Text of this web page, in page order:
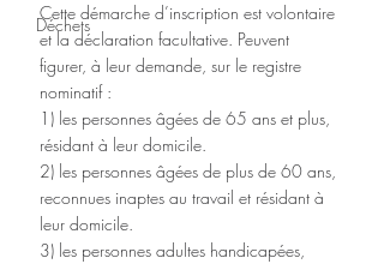
Déchets
Cette démarche d’inscription est volontaire
et la déclaration facultative. Peuvent
figurer, à leur demande, sur le registre
nominatif :
1) les personnes âgées de 65 ans et plus,
résidant à leur domicile.
2) les personnes âgées de plus de 60 ans,
reconnues inaptes au travail et résidant à
leur domicile.
3) les personnes adultes handicapées,